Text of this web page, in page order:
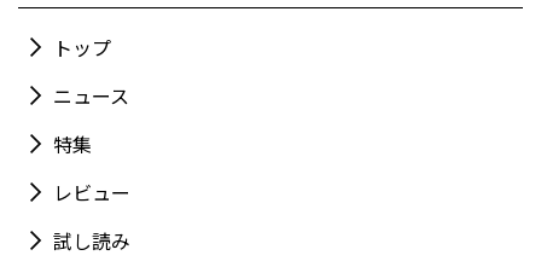
トップ
ニュース
特集
レビュー
試し読み